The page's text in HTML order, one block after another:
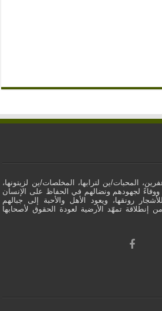
المحبات/ين لترابها، المخلصات/ين لزيتونها،
ووفاءً لجهودهم ونضالهم في الحفاظ على الإنسان
رونقها، ويعود الأهل والأحبة إلى جبالهم
إنطلاقة تمهّد الأرضية لعودة الحقوق لأصحابها